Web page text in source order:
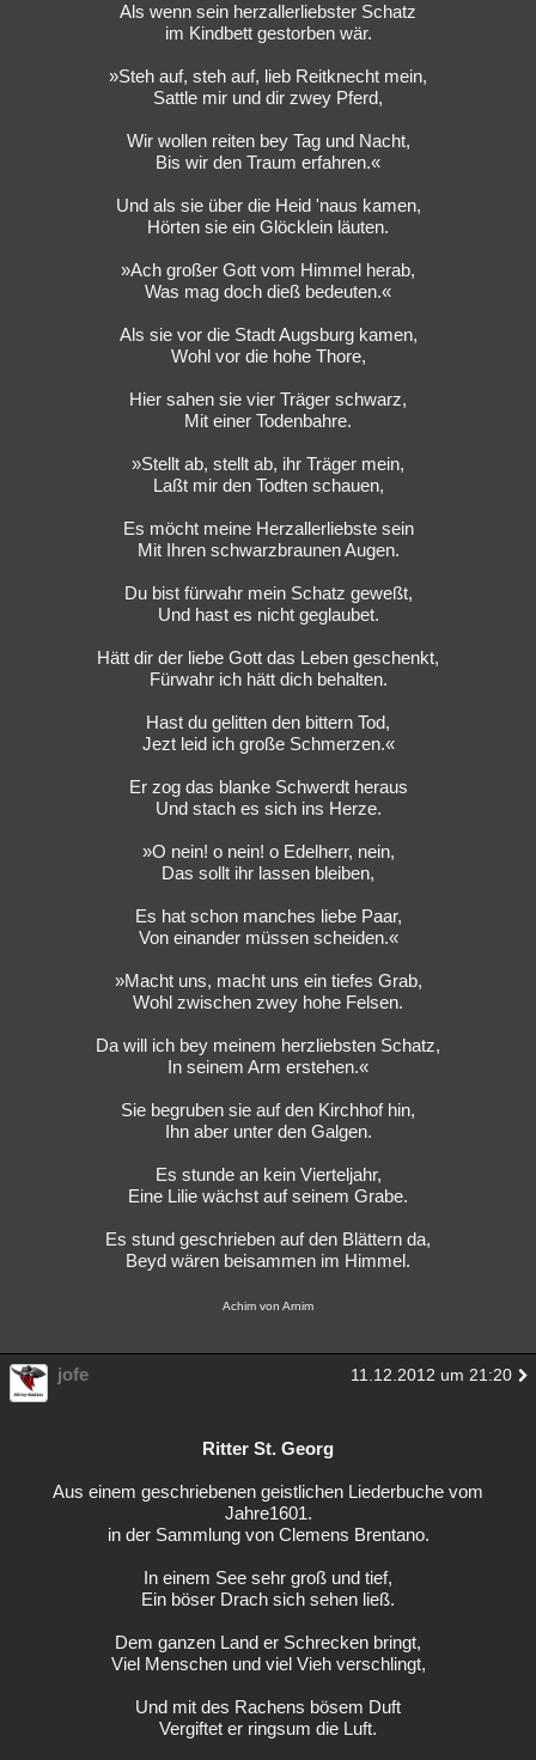
Als wenn sein herzallerliebster Schatz
im Kindbett gestorben wär.
»Steh auf, steh auf, lieb Reitknecht mein,
Sattle mir und dir zwey Pferd,
Wir wollen reiten bey Tag und Nacht,
Bis wir den Traum erfahren.«
Und als sie über die Heid 'naus kamen,
Hörten sie ein Glöcklein läuten.
»Ach großer Gott vom Himmel herab,
Was mag doch dieß bedeuten.«
Als sie vor die Stadt Augsburg kamen,
Wohl vor die hohe Thore,
Hier sahen sie vier Träger schwarz,
Mit einer Todenbahre.
»Stellt ab, stellt ab, ihr Träger mein,
Laßt mir den Todten schauen,
Es möcht meine Herzallerliebste sein
Mit Ihren schwarzbraunen Augen.
Du bist fürwahr mein Schatz geweßt,
Und hast es nicht geglaubet.
Hätt dir der liebe Gott das Leben geschenkt,
Fürwahr ich hätt dich behalten.
Hast du gelitten den bittern Tod,
Jezt leid ich große Schmerzen.«
Er zog das blanke Schwerdt heraus
Und stach es sich ins Herze.
»O nein! o nein! o Edelherr, nein,
Das sollt ihr lassen bleiben,
Es hat schon manches liebe Paar,
Von einander müssen scheiden.«
»Macht uns, macht uns ein tiefes Grab,
Wohl zwischen zwey hohe Felsen.
Da will ich bey meinem herzliebsten Schatz,
In seinem Arm erstehen.«
Sie begruben sie auf den Kirchhof hin,
Ihn aber unter den Galgen.
Es stunde an kein Vierteljahr,
Eine Lilie wächst auf seinem Grabe.
Es stund geschrieben auf den Blättern da,
Beyd wären beisammen im Himmel.
Achim von Arnim
jofe 11.12.2012 um 21:20
Ritter St. Georg
Aus einem geschriebenen geistlichen Liederbuche vom
Jahre1601.
in der Sammlung von Clemens Brentano.
In einem See sehr groß und tief,
Ein böser Drach sich sehen ließ.
Dem ganzen Land er Schrecken bringt,
Viel Menschen und viel Vieh verschlingt,
Und mit des Rachens bösem Duft
Vergiftet er ringsum die Luft.